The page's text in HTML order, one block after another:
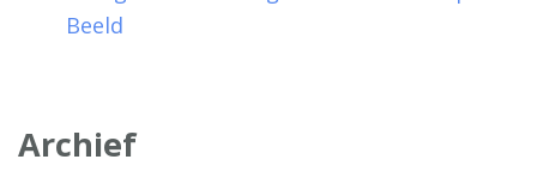
Beeld
Archief